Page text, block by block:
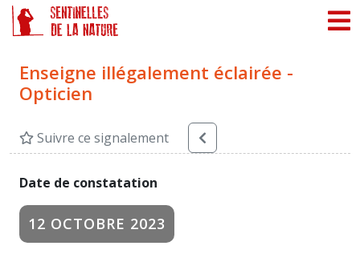
Enseigne illégalement éclairée -
Opticien
Suivre ce signalement
Date de constatation
12 OCTOBRE 2023
Panneau de gestion des cookies